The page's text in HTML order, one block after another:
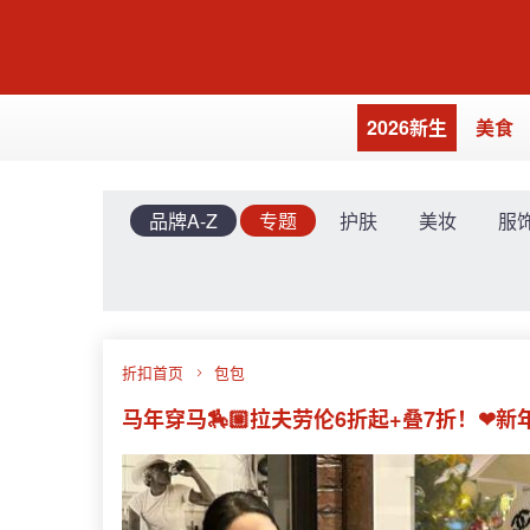
2026新生 美食
品牌A-Z 专题 护肤 美妆 服
折扣首页 包包
马年穿马🏇🏼拉夫劳伦6折起+叠7折！❤新